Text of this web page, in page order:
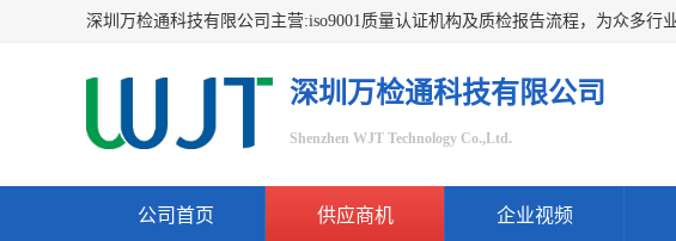
深圳万检通科技有限公司
Shenzhen WJT Technology Co.,Ltd.
公司首页 供应商机 企业视频